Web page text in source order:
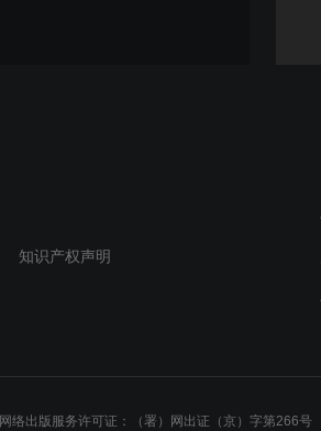
知识产权声明
网络出版服务许可证：（署）网出证（京）字第266号